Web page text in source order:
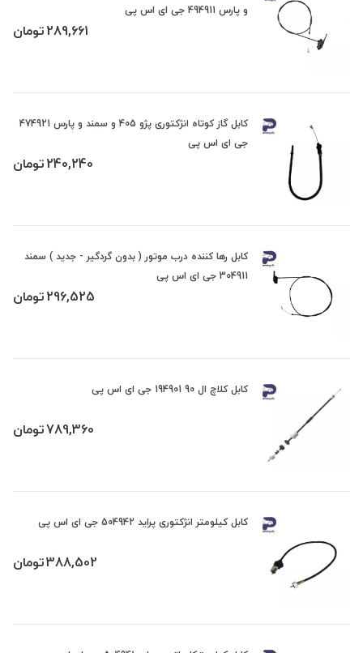
و پارس 494911 جی ای اس پی
289,661تومان
کابل گاز کوتاه انژکتوری پژو 405 و سمند و پارس 474921
جی ای اس پی
240,240تومان
کابل رها کننده درب موتور ( بدون گردگیر - جدید ) سمند
304911 جی ای اس پی
296,525تومان
کابل کلاچ ال 90 194901 جی ای اس پی
789,360تومان
کابل کیلومتر انژکتوری پراید 504942 جی ای اس پی
388,502تومان